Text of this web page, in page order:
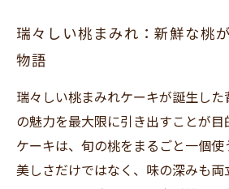
璧なバランス
ーツ
簡単！家庭でも作れる桃まみ
を大公開！
瑞々しい桃まみれ：新鮮な桃
物語
瑞々しい桃まみれケーキが誕生し
の魅力を最大限に引き出すことが
ケーキは、旬の桃をまるごと一個
美しさだけではなく、味の深みも両